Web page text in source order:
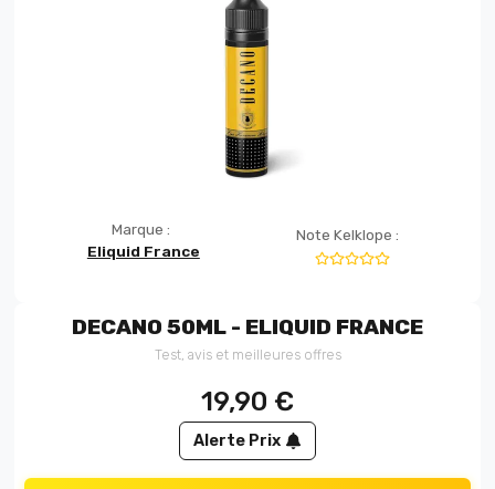
Marque :
Eliquid France
Note Kelklope :
DECANO 50ML - ELIQUID FRANCE
Test, avis et meilleures offres
19,90 €
Alerte Prix